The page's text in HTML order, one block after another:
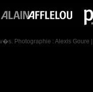
Photographie : Alexis Goure